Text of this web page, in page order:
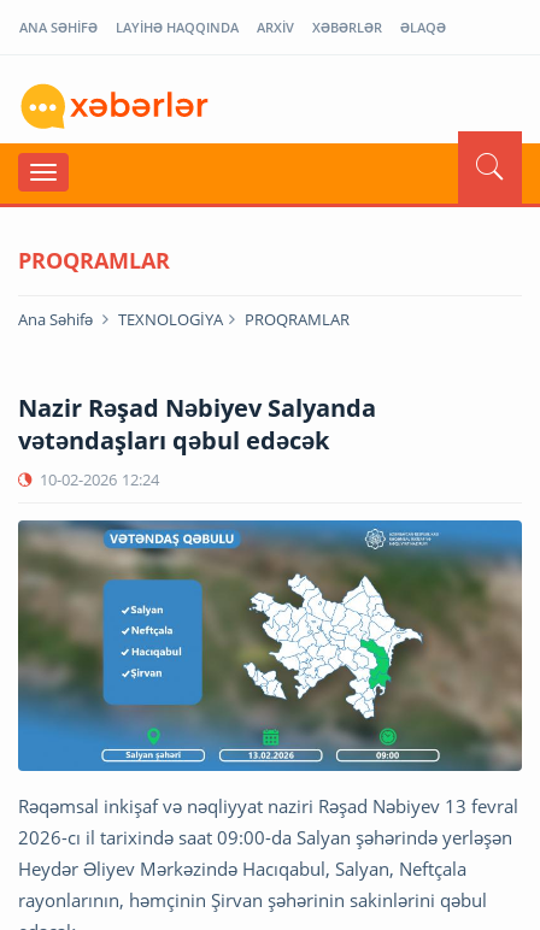
ANA SƏHİFƏ LAYİHƏ HAQQINDA ARXİV XƏBƏRLƏR ƏLAQƏ
PROQRAMLAR
Ana Səhifə TEXNOLOGİYA PROQRAMLAR
Nazir Rəşad Nəbiyev Salyanda
vətəndaşları qəbul edəcək
10-02-2026 12:24
Rəqəmsal inkişaf və nəqliyyat naziri Rəşad Nəbiyev 13 fevral
2026-cı il tarixində saat 09:00-da Salyan şəhərində yerləşən
Heydər Əliyev Mərkəzində Hacıqabul, Salyan, Neftçala
rayonlarının, həmçinin Şirvan şəhərinin sakinlərini qəbul